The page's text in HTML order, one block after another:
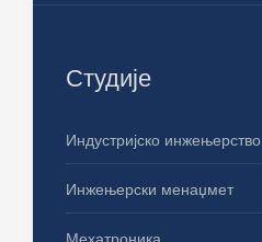
Студије
Индустријско инжењерство
Инжењерски менаџмет
Мехатроника